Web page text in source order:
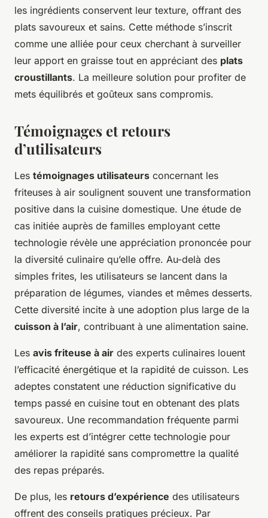
les ingrédients conservent leur texture, offrant des
plats savoureux et sains. Cette méthode s’inscrit
comme une alliée pour ceux cherchant à surveiller
leur apport en graisse tout en appréciant des plats
croustillants. La meilleure solution pour profiter de
mets équilibrés et goûteux sans compromis.
Témoignages et retours
d’utilisateurs
Les témoignages utilisateurs concernant les
friteuses à air soulignent souvent une transformation
positive dans la cuisine domestique. Une étude de
cas initiée auprès de familles employant cette
technologie révèle une appréciation prononcée pour
la diversité culinaire qu’elle offre. Au-delà des
simples frites, les utilisateurs se lancent dans la
préparation de légumes, viandes et mêmes desserts.
Cette diversité incite à une adoption plus large de la
cuisson à l’air, contribuant à une alimentation saine.
Les avis friteuse à air des experts culinaires louent
l’efficacité énergétique et la rapidité de cuisson. Les
adeptes constatent une réduction significative du
temps passé en cuisine tout en obtenant des plats
savoureux. Une recommandation fréquente parmi
les experts est d’intégrer cette technologie pour
améliorer la rapidité sans compromettre la qualité
des repas préparés.
De plus, les retours d’expérience des utilisateurs
offrent des conseils pratiques précieux. Par